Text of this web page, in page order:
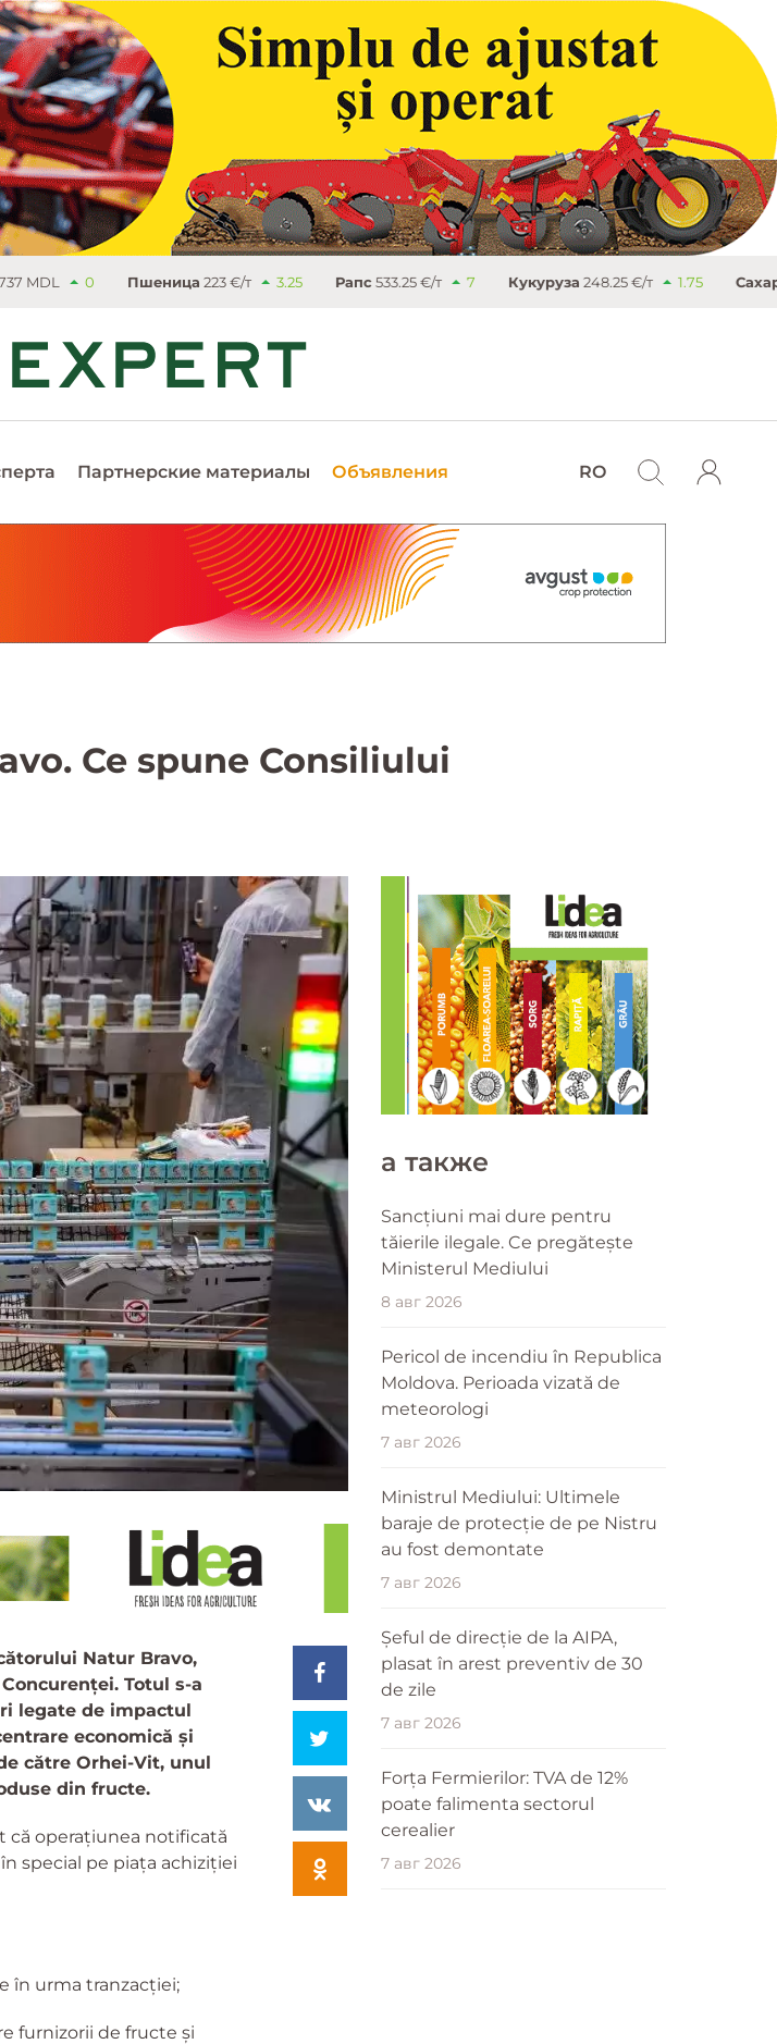
Пшеница 223 €/т 3.25 Рапс 533.25 €/т 7 Кукуруза 248.25 €/т 1.75 Сахар503.4 €/т
Партнерские материалы Объявления RO
Ce spune Consiliului
Natur Bravo,
Totul s-a
legate de impactul
economică și
către Orhei-Vit, unul
din fructe.
că operațiunea notificată
special pe piața achiziției
în urma tranzacției;
furnizorii de fructe și
a также
Sancțiuni mai dure pentru
tăierile ilegale. Ce pregătește
Ministerul Mediului
8 авг 2026
Pericol de incendiu în Republica
Moldova. Perioada vizată de
meteorologi
7 авг 2026
Ministrul Mediului: Ultimele
baraje de protecție de pe Nistru
au fost demontate
7 авг 2026
Șeful de direcție de la AIPA,
plasat în arest preventiv de 30
de zile
7 авг 2026
Forța Fermierilor: TVA de 12%
poate falimenta sectorul
cerealier
7 авг 2026